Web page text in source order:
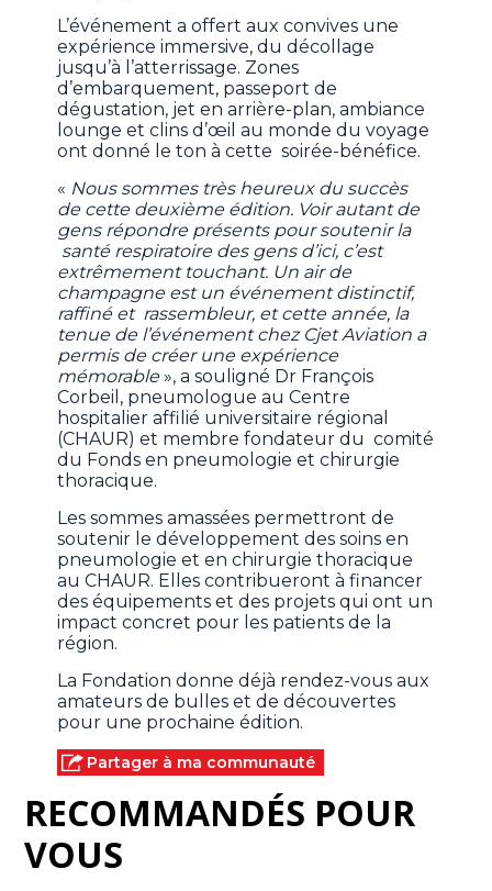
L’événement a offert aux convives une
expérience immersive, du décollage
jusqu’à l’atterrissage. Zones
d’embarquement, passeport de
dégustation, jet en arrière-plan, ambiance
lounge et clins d’œil au monde du voyage
ont donné le ton à cette soirée-bénéfice.
« Nous sommes très heureux du succès
de cette deuxième édition. Voir autant de
gens répondre présents pour soutenir la
santé respiratoire des gens d’ici, c’est
extrêmement touchant. Un air de
champagne est un événement distinctif,
raffiné et rassembleur, et cette année, la
tenue de l’événement chez Cjet Aviation a
permis de créer une expérience
mémorable», a souligné Dr François
Corbeil, pneumologue au Centre
hospitalier affilié universitaire régional
(CHAUR) et membre fondateur du comité
du Fonds en pneumologie et chirurgie
thoracique.
Les sommes amassées permettront de
soutenir le développement des soins en
pneumologie et en chirurgie thoracique
au CHAUR. Elles contribueront à financer
des équipements et des projets qui ont un
impact concret pour les patients de la
région.
La Fondation donne déjà rendez-vous aux
amateurs de bulles et de découvertes
pour une prochaine édition.
Partager à ma communauté
RECOMMANDÉS POUR
VOUS